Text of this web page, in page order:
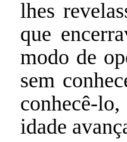
lhes
que
modo de
sem
conhecê-
idade